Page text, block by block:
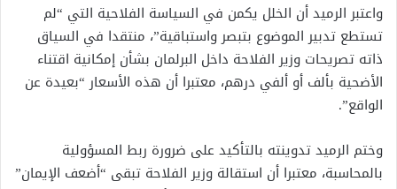
واعتبر الرميد أن الخلل يكمن في السياسة الفلاحية التي “لم
تستطع تدبير الموضوع بتبصر واستباقية”، منتقدا في السياق
ذاته تصريحات وزير الفلاحة داخل البرلمان بشأن إمكانية اقتناء
الأضحية بألف أو ألفي درهم، معتبرا أن هذه الأسعار “بعيدة عن
الواقع”.
وختم الرميد تدوينته بالتأكيد على ضرورة ربط المسؤولية
بالمحاسبة، معتبرا أن استقالة وزير الفلاحة تبقى “أضعف الإيمان”